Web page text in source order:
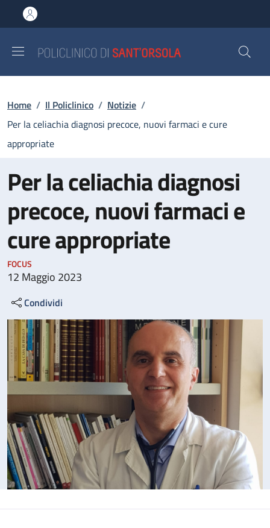
al contenuto principale
to footer content
Briciole di pane
Home / Il Policlinico / Notizie /
Per la celiachia diagnosi precoce, nuovi farmaci e cure
appropriate
Per la celiachia diagnosi
precoce, nuovi farmaci e
cure appropriate
FOCUS
12 Maggio 2023
Condividi